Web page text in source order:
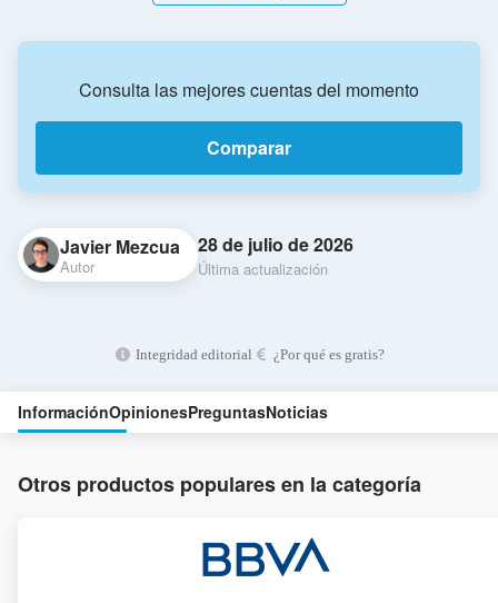
Consulta las mejores cuentas del momento
Comparar
Javier Mezcua
Autor
28 de julio de 2026
Última actualización
Integridad editorial ¿Por qué es gratis?
InformaciónOpinionesPreguntasNoticias
Otros productos populares en la categoría